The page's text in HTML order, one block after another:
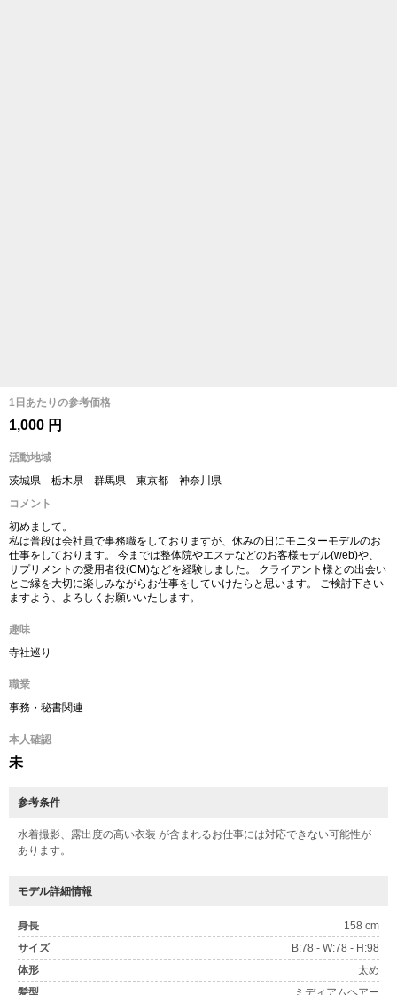
1日あたりの参考価格
1,000 円
活動地域
茨城県 栃木県 群馬県 東京都 神奈川県
コメント
初めまして。
私は普段は会社員で事務職をしておりますが、休みの日にモニターモデルのお
仕事をしております。 今までは整体院やエステなどのお客様モデル(web)や、
サプリメントの愛用者役(CM)などを経験しました。 クライアント様との出会い
とご縁を大切に楽しみながらお仕事をしていけたらと思います。 ご検討下さい
ますよう、よろしくお願いいたします。
趣味
寺社巡り
職業
事務・秘書関連
本人確認
未
参考条件
水着撮影、露出度の高い衣装 が含まれるお仕事には対応できない可能性が
あります。
モデル詳細情報
身長
158 cm
サイズ
B:78 - W:78 - H:98
体形
太め
髪型
ミディアムヘアー